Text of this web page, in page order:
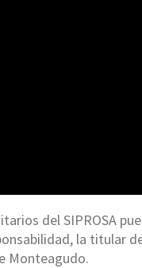
del SIPROSA
la titular
Monteagudo.